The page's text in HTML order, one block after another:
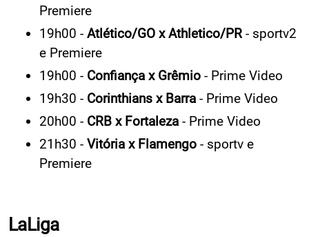
Premiere
19h00 - Atlético/GO x Athletico/PR - sportv2
e Premiere
19h00 - Confiança x Grêmio - Prime Video
19h30 - Corinthians x Barra - Prime Video
20h00 - CRB x Fortaleza - Prime Video
21h30 - Vitória x Flamengo - sportv e
Premiere
LaLiga